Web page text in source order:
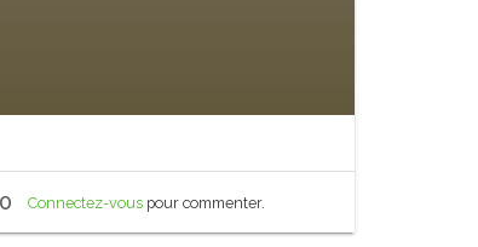
0 Connectez-vous pour commenter.